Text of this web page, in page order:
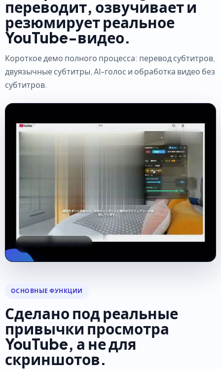
переводит, озвучивает и
резюмирует реальное
YouTube-видео.
Короткое демо полного процесса: перевод субтитров,
двуязычные субтитры, AI-голос и обработка видео без
субтитров.
Воспроизвести демо
ОСНОВНЫЕ ФУНКЦИИ
Сделано под реальные
привычки просмотра
YouTube, а не для
скриншотов.